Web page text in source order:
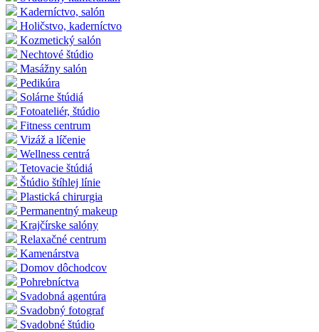
Kaderníctvo, salón
Holičstvo, kaderníctvo
Kozmetický salón
Nechtové štúdio
Masážny salón
Pedikúra
Solárne štúdiá
Fotoateliér, štúdio
Fitness centrum
Vizáž a líčenie
Wellness centrá
Tetovacie štúdiá
Štúdio štíhlej línie
Plastická chirurgia
Permanentný makeup
Krajčírske salóny
Relaxačné centrum
Kamenárstva
Domov dôchodcov
Pohrebníctva
Svadobná agentúra
Svadobný fotograf
Svadobné štúdio